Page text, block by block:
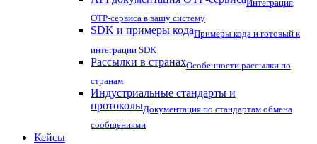
Интеграция
OTP-сервиса в вашу систему
SDK и примеры кодаПримеры кода и готовый к
интеграции SDK
Рассылки в странахОсобенности рассылки по
странам
Индустриальные стандарты и
протоколыДокументация по стандартам обмена
сообщениями
Кейсы